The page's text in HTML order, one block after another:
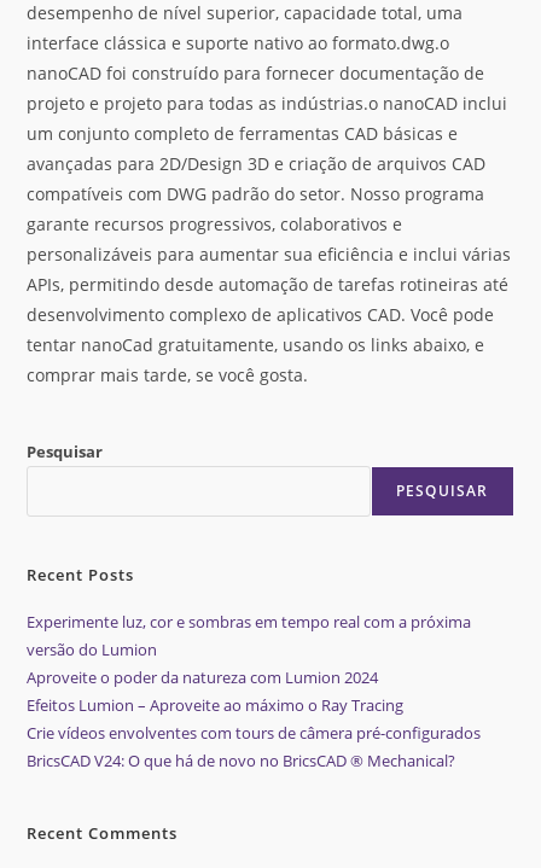
desempenho de nível superior, capacidade total, uma
interface clássica e suporte nativo ao formato.dwg.o
nanoCAD foi construído para fornecer documentação de
projeto e projeto para todas as indústrias.o nanoCAD inclui
um conjunto completo de ferramentas CAD básicas e
avançadas para 2D/Design 3D e criação de arquivos CAD
compatíveis com DWG padrão do setor. Nosso programa
garante recursos progressivos, colaborativos e
personalizáveis para aumentar sua eficiência e inclui várias
APIs, permitindo desde automação de tarefas rotineiras até
desenvolvimento complexo de aplicativos CAD. Você pode
tentar nanoCad gratuitamente, usando os links abaixo, e
comprar mais tarde, se você gosta.
Pesquisar
PESQUISAR
Recent Posts
Experimente luz, cor e sombras em tempo real com a próxima
versão do Lumion
Aproveite o poder da natureza com Lumion 2024
Efeitos Lumion – Aproveite ao máximo o Ray Tracing
Crie vídeos envolventes com tours de câmera pré-configurados
BricsCAD V24: O que há de novo no BricsCAD ® Mechanical?
Recent Comments